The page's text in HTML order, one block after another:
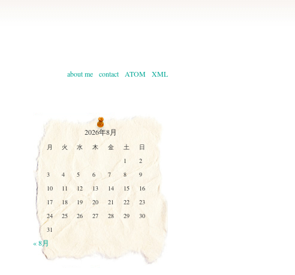
about me contact ATOM XML
2026年8月
月 火 水 木 金 土
日
1
2
3
4 5 6 7 8
9
10
11 12 13 14 15
16
17
18 19 20 21 22
23
24
25 26 27 28 29
30
31
« 8月